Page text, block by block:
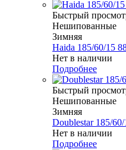
Быстрый
Нешипованные
Зимняя
Haida 185/60/15
Нет в наличии
Подробнее
Быстрый
Нешипованные
Зимняя
Doublestar 185/
Нет в наличии
Подробнее